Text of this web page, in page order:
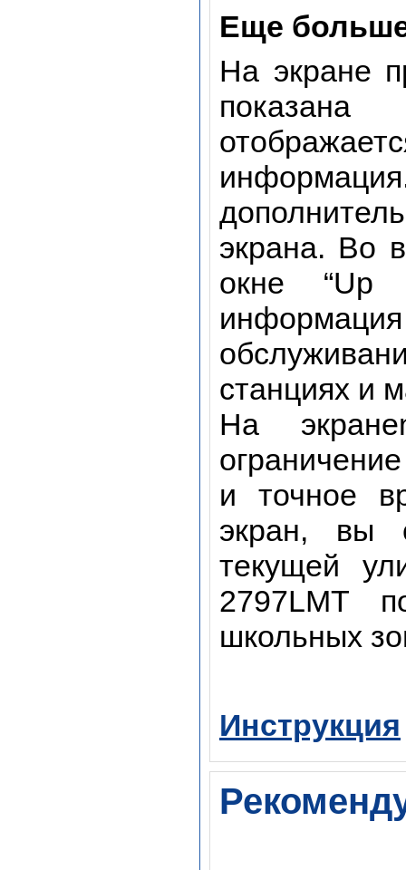
Еще
На экране
экрана. Во
окне “Up
станциях и
На
и точное
экран, вы
текущей
2797LMT
школьных
Инструкция